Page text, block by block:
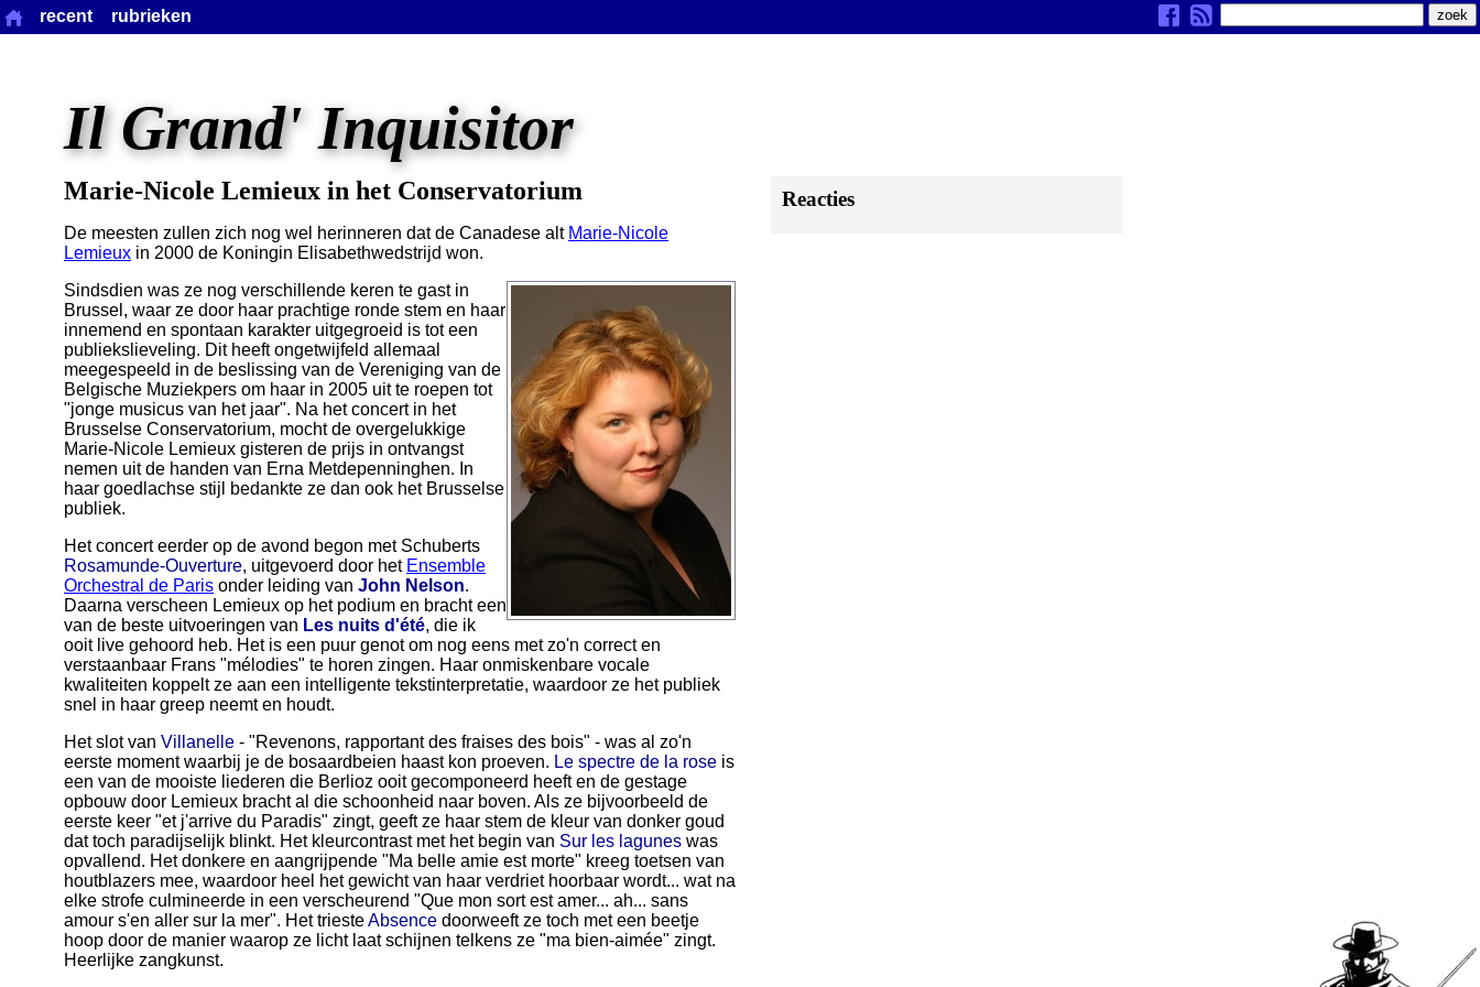
Il Grand' Inquisitor
Marie-Nicole Lemieux in het Conservatorium
De meesten zullen zich nog wel herinneren dat de Canadese alt Marie-Nicole
Lemieux in 2000 de Koningin Elisabethwedstrijd won.
Sindsdien was ze nog verschillende keren te gast in
Brussel, waar ze door haar prachtige ronde stem en haar
innemend en spontaan karakter uitgegroeid is tot een
publiekslieveling. Dit heeft ongetwijfeld allemaal
meegespeeld in de beslissing van de Vereniging van de
Belgische Muziekpers om haar in 2005 uit te roepen tot
"jonge musicus van het jaar". Na het concert in het
Brusselse Conservatorium, mocht de overgelukkige
Marie-Nicole Lemieux gisteren de prijs in ontvangst
nemen uit de handen van Erna Metdepenninghen. In
haar goedlachse stijl bedankte ze dan ook het Brusselse
publiek.
Het concert eerder op de avond begon met Schuberts
Rosamunde-Ouverture, uitgevoerd door het Ensemble
Orchestral de Paris onder leiding van John Nelson.
Daarna verscheen Lemieux op het podium en bracht een
van de beste uitvoeringen van Les nuits d'été, die ik
ooit live gehoord heb. Het is een puur genot om nog eens met zo'n correct en
verstaanbaar Frans "mélodies" te horen zingen. Haar onmiskenbare vocale
kwaliteiten koppelt ze aan een intelligente tekstinterpretatie, waardoor ze het publiek
snel in haar greep neemt en houdt.
Het slot van Villanelle - "Revenons, rapportant des fraises des bois" - was al zo'n
eerste moment waarbij je de bosaardbeien haast kon proeven. Le spectre de la rose is
een van de mooiste liederen die Berlioz ooit gecomponeerd heeft en de gestage
opbouw door Lemieux bracht al die schoonheid naar boven. Als ze bijvoorbeeld de
eerste keer "et j'arrive du Paradis" zingt, geeft ze haar stem de kleur van donker goud
dat toch paradijselijk blinkt. Het kleurcontrast met het begin van Sur les lagunes was
opvallend. Het donkere en aangrijpende "Ma belle amie est morte" kreeg toetsen van
houtblazers mee, waardoor heel het gewicht van haar verdriet hoorbaar wordt... wat na
elke strofe culmineerde in een verscheurend "Que mon sort est amer... ah... sans
amour s'en aller sur la mer". Het triesteAbsence doorweeft ze toch met een beetje
hoop door de manier waarop ze licht laat schijnen telkens ze "ma bien-aimée" zingt.
Heerlijke zangkunst.
Reacties
recent rubrieken